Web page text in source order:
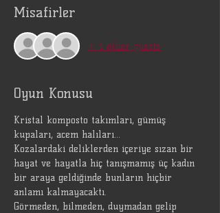
Misafirler
+ 4 other guests
Oyun Konusu
Kristal komposto takımları, gümüş
kupaları, acem halıları...
Kozalardaki deliklerden içeriye sızan bir
hayat ve hayatla hiç tanışmamış üç kadın
bir araya geldiğinde bunların hiçbir
anlamı kalmayacaktı.
Görmeden, bilmeden, duymadan gelip